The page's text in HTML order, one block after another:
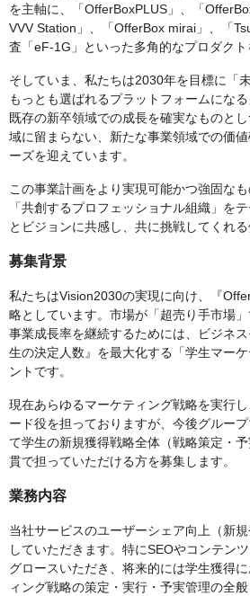
を主軸に、「OfferBoxPLUS」、「
VVV Station」、「OfferBox mirai」、「
査「eF-1G」といった多角的なプロダクト
そしていま、私たちは2030年を目標に「
もっとも選ばれるプラットフォームになる
既存の新卒領域での成長を確実なものと
域に留まらない、新たな事業領域での価
ーズを迎えています。
この事業計画をより実現可能かつ強固な
「共創するプロフェッショナル組織」を
とビジョンに共感し、共に挑戦してくれる
募集背景
私たちはVision2030の実現に向け、『
略としています。市場が「超売り手市場
事業成長率を継続するためには、ビジネ
生の決定人数』を最大化する「学生マー
ントです。
現在あらゆるマーケティング戦略を実行
ード役を担っておりますが、今後グルー
て学生の新規獲得戦略全体（戦略策定・
貫で担っていただける方を募集します。
業務内容
当社サービスのユーザーシェア向上（新
していただきます。特にSEOやコンテン
グロースいただき、将来的には学生獲得
ィング戦略の策定・実行・予実管理の全